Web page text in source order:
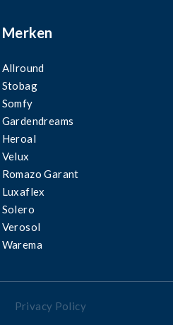
Merken
Allround
Stobag
Somfy
Gardendreams
Heroal
Velux
Romazo Garant
Luxaflex
Solero
Verosol
Warema
Privacy Policy